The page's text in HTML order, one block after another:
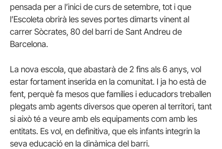
pensada per a l’inici de curs de setembre, tot i que
l’Escoleta obrirà les seves portes dimarts vinent al
carrer Sòcrates, 80 del barri de Sant Andreu de
Barcelona.
La nova escola, que abastarà de 2 fins als 6 anys, vol
estar fortament inserida en la comunitat. I ja ho està de
fent, perquè fa mesos que famílies i educadors treballen
plegats amb agents diversos que operen al territori, tant
si això té a veure amb els equipaments com amb les
entitats. Es vol, en definitiva, que els infants integrin la
seva educació en la dinàmica del barri.